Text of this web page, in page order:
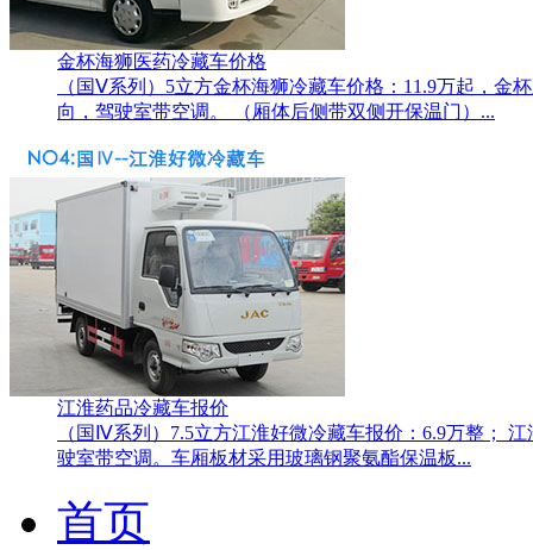
金杯海狮医药冷藏车价格
（国Ⅴ系列）5立方金杯海狮冷藏车价格：11.9万起，
向，驾驶室带空调。 （厢体后侧带双侧开保温门）...
江淮药品冷藏车报价
（国Ⅳ系列）7.5立方江淮好微冷藏车报价：6.9万整；
驶室带空调。车厢板材采用玻璃钢聚氨酯保温板...
首页